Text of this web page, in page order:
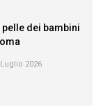
dei bambini
2026